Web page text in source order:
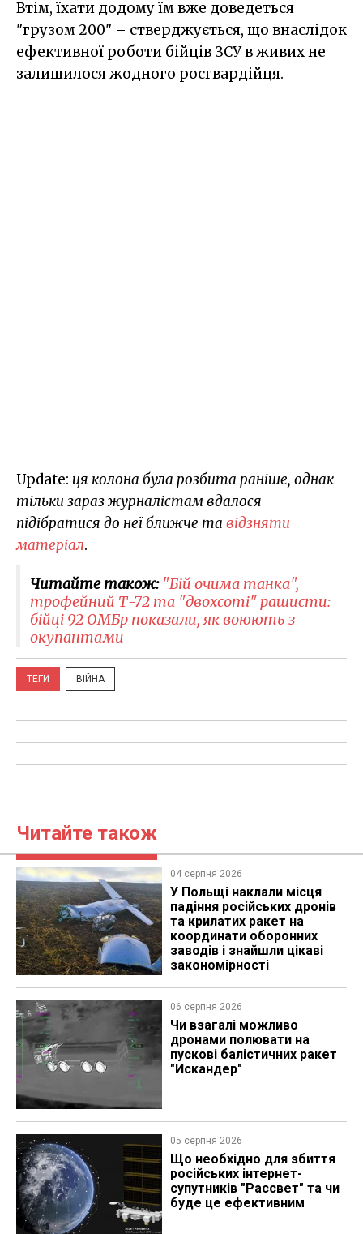
Втім, їхати додому їм вже доведеться
"грузом 200" – стверджується, що внаслідок
ефективної роботи бійців ЗСУ в живих не
залишилося жодного росгвардійця.
Update: ця колона була розбита раніше, однак
тільки зараз журналістам вдалося
підібратися до неї ближче та відзняти
матеріал.
Читайте також: "Бій очима танка",
трофейний Т-72 та "двохсоті" рашисти:
бійці 92 ОМБр показали, як воюють з
окупантами
ТЕГИ ВІЙНА
Читайте також
04 серпня 2026
У Польщі наклали місця
падіння російських дронів
та крилатих ракет на
координати оборонних
заводів і знайшли цікаві
закономірності
06 серпня 2026
Чи взагалі можливо
дронами полювати на
пускові балістичних ракет
"Искандер"
05 серпня 2026
Що необхідно для збиття
російських інтернет-
супутників "Рассвет" та чи
буде це ефективним